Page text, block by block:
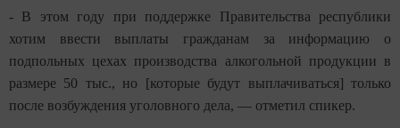
- В этом году при поддержке Правительства республики
хотим ввести выплаты гражданам за информацию о
подпольных цехах производства алкогольной продукции в
размере 50 тыс., но [которые будут выплачиваться] только
после возбуждения уголовного дела, — отметил спикер.